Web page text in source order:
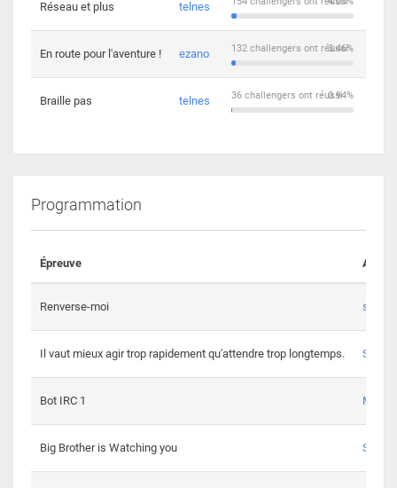
Réseau et plus telnes
En route pour l'aventure ! ezano 3.46%
132 challengers ont réussi
Braille pas telnes 0.94%
36 challengers ont réussi
Programmation
Épreuve Auteur
Renverse-moi s3th
Il vaut mieux agir trop rapidement qu'attendre trop longtemps. Spl3en
Bot IRC 1
Big Brother is Watching you